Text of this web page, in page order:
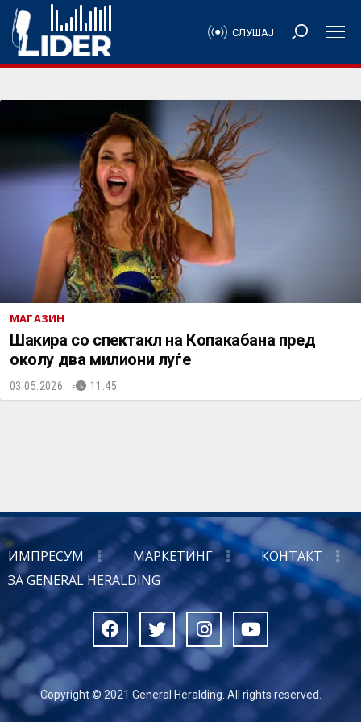
СЛУШАЈ
МАГАЗИН
Шакира со спектакл на Копакабана пред
околу два милиони луѓе
03.05.2026. 11:45
ИМПРЕСУМ МАРКЕТИНГ
КОНТАКТ
ЗА GENERAL HERALDING
Copyright © 2021 General Heralding. All rights reserved.